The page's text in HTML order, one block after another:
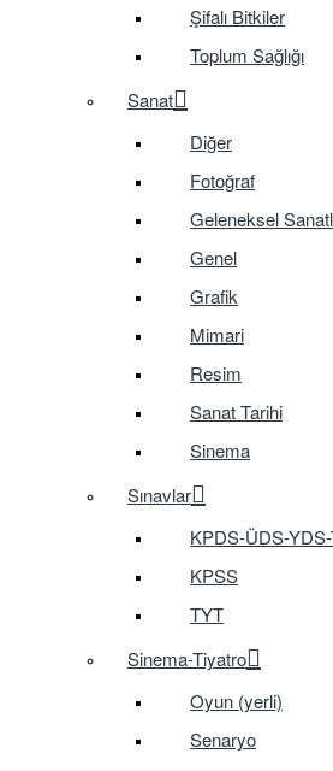
Şifalı Bitkiler
Toplum Sağlığı
Sanat
Diğer
Fotoğraf
Geleneksel
Genel
Grafik
Mimari
Resim
Sanat Tarihi
Sinema
Sınavlar
KPDS-ÜDS-
KPSS
TYT
Sinema-Tiyatro
Oyun (yerli)
Senaryo